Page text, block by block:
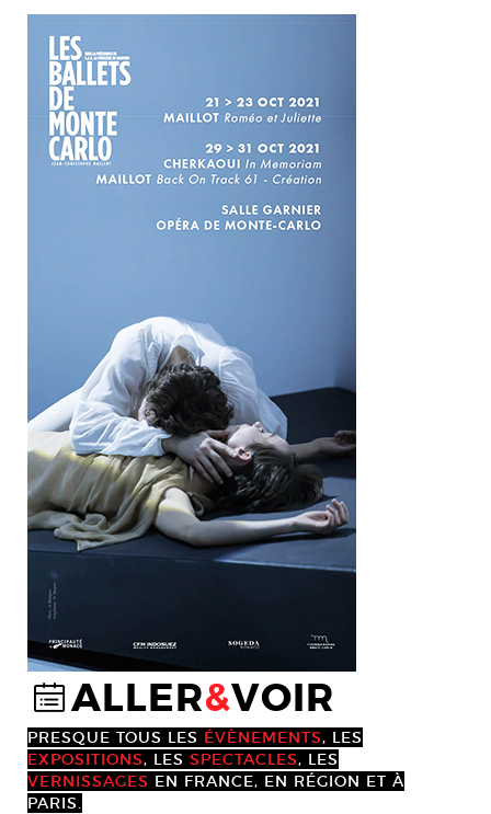
@ALLER&VOIR
PRESQUE TOUS LES ÉVÈNEMENTS, LES
EXPOSITIONS, LES SPECTACLES, LES
VERNISSAGES EN FRANCE, EN RÉGION ET À
PARIS.